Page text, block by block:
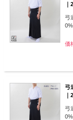
弓
価
弓
弓